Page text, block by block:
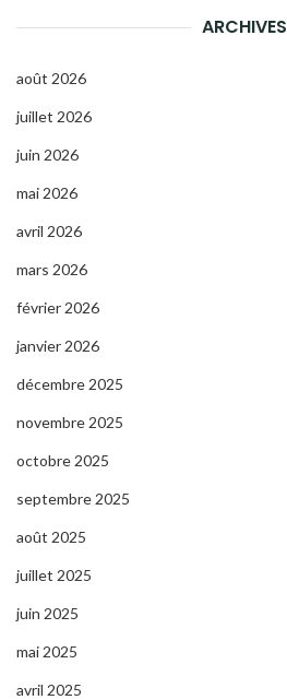
ARCHIVES
août 2026
juillet 2026
juin 2026
mai 2026
avril 2026
mars 2026
février 2026
janvier 2026
décembre 2025
novembre 2025
octobre 2025
septembre 2025
août 2025
juillet 2025
juin 2025
mai 2025
avril 2025